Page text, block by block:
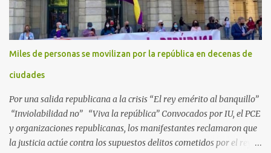
2014, para obtener a cambio la materialización de los contratos. El
Ministerio Público lleva a cabo esta acusación en una de las piezas
separadas del llamado 'caso Defex', que investiga once ventas
ejecutadas en este periodo, y atribuye a José Ignacio Encinas
Charro, presidente de la compañía pública hasta 2013, los
Miles de personas se movilizan por la república en decenas de
ciudades
Por una salida republicana a la crisis “El rey emérito al banquillo”
“Inviolabilidad no” “Viva la república” Convocados por IU, el PCE
y organizaciones republicanas, los manifestantes reclamaron que
la justicia actúe contra los supuestos delitos cometidos por el rey